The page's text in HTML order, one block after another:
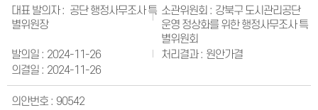
공단 행정사무조사 특
별위원장
강북구 도시관리공단
운영 정상화를 위한 행정사무조사 특
별위원회
2024-11-26
원안가결
2024-11-26
90542